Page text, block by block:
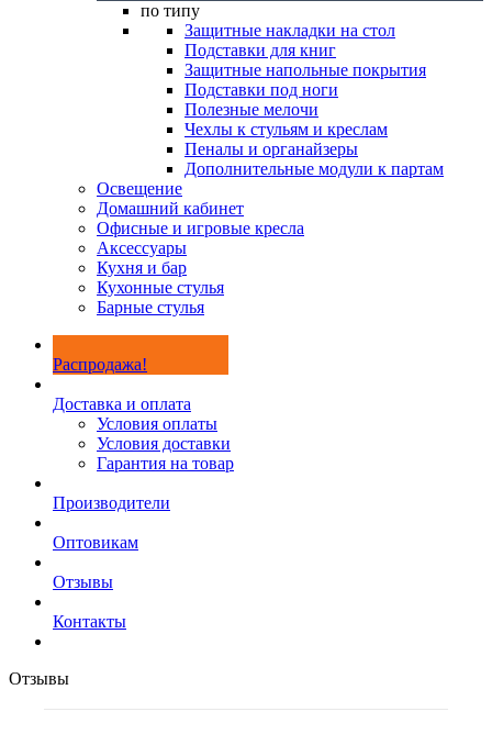
по типу
Защитные накладки на стол
Подставки для книг
Защитные напольные покрытия
Подставки под ноги
Полезные мелочи
Чехлы к стульям и креслам
Пеналы и органайзеры
Дополнительные модули к партам
Освещение
Домашний кабинет
Офисные и игровые кресла
Аксессуары
Кухня и бар
Кухонные стулья
Барные стулья
Распродажа!
Доставка и оплата
Условия оплаты
Условия доставки
Гарантия на товар
Производители
Оптовикам
Отзывы
Контакты
Отзывы